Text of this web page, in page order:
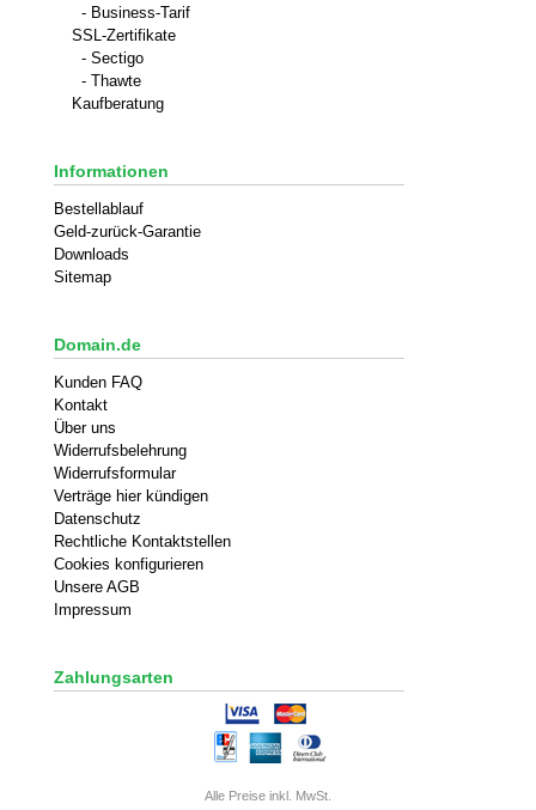
- Business-Tarif
SSL-Zertifikate
- Sectigo
- Thawte
Kaufberatung
Informationen
Bestellablauf
Geld-zurück-Garantie
Downloads
Sitemap
Domain.de
Kunden FAQ
Kontakt
Über uns
Widerrufsbelehrung
Widerrufsformular
Verträge hier kündigen
Datenschutz
Rechtliche Kontaktstellen
Cookies konfigurieren
Unsere AGB
Impressum
Zahlungsarten
Alle Preise inkl. MwSt.